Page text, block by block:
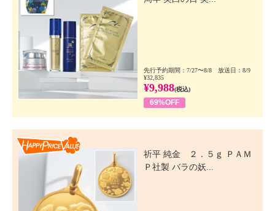
先行予約期間：7/27〜8/8 放送日：8/9
¥32,835
¥9,988(税込)
69%OFF
祈平 純金 ２．５ｇ ＰＡＭ
Ｐ社製 バラの妖...